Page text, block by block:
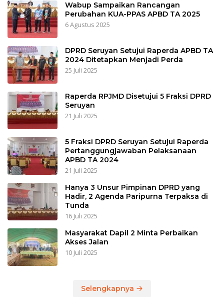
Wabup Sampaikan Rancangan
Perubahan KUA-PPAS APBD TA 2025
6 Agustus 2025
DPRD Seruyan Setujui Raperda APBD TA
2024 Ditetapkan Menjadi Perda
25 Juli 2025
Raperda RPJMD Disetujui 5 Fraksi DPRD
Seruyan
21 Juli 2025
5 Fraksi DPRD Seruyan Setujui Raperda
Pertanggungjawaban Pelaksanaan
APBD TA 2024
21 Juli 2025
Hanya 3 Unsur Pimpinan DPRD yang
Hadir, 2 Agenda Paripurna Terpaksa di
Tunda
16 Juli 2025
Masyarakat Dapil 2 Minta Perbaikan
Akses Jalan
10 Juli 2025
Selengkapnya